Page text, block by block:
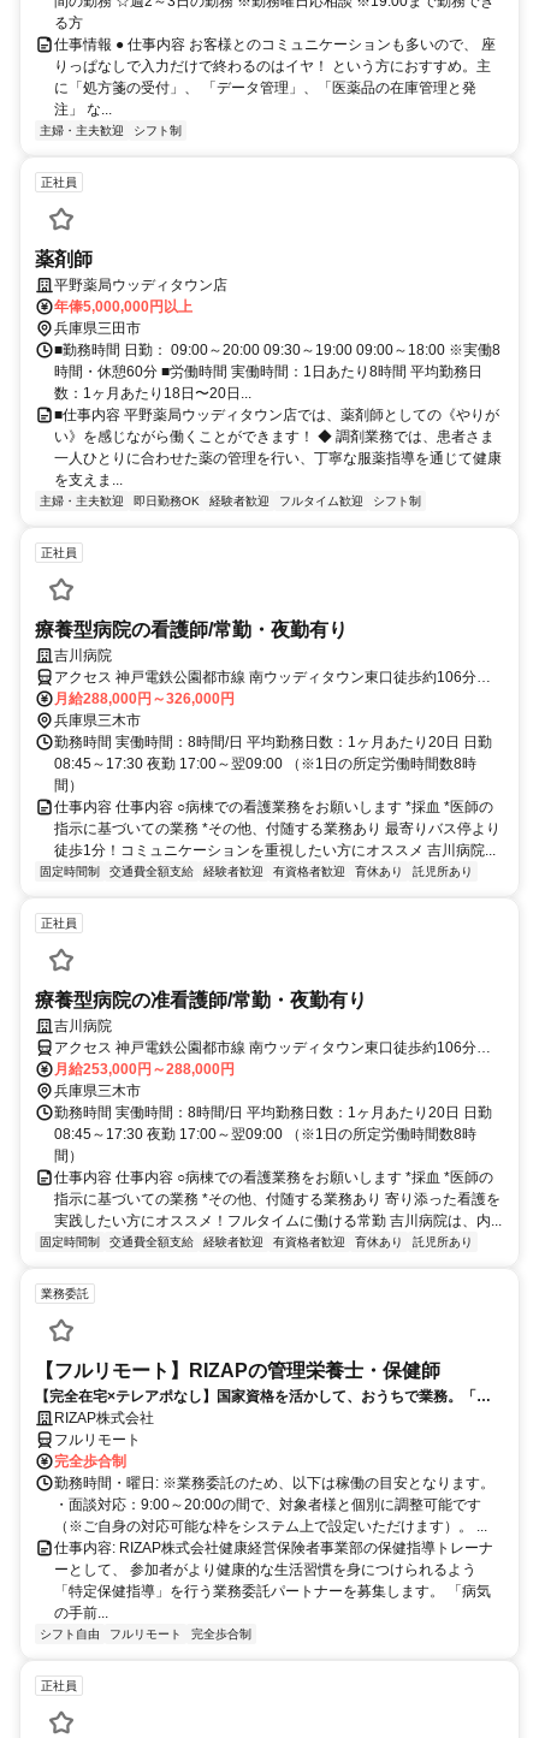
る方
仕事情報 ● 仕事内容 お客様とのコミュニケーションも多いので、 座
りっぱなしで入力だけで終わるのはイヤ！ という方におすすめ。主
に「処方箋の受付」、 「データ管理」、「医薬品の在庫管理と発
注」 な...
主婦・主夫歓迎 シフト制
正社員
薬剤師
平野薬局ウッディタウン店
年俸5,000,000円以上
兵庫県三田市
■勤務時間 日勤： 09:00～20:00 09:30～19:00 09:00～18:00 ※実働8
時間・休憩60分 ■労働時間 実働時間：1日あたり8時間 平均勤務日
数：1ヶ月あたり18日〜20日...
■仕事内容 平野薬局ウッディタウン店では、薬剤師としての《やりが
い》を感じながら働くことができます！ ◆ 調剤業務では、患者さま
一人ひとりに合わせた薬の管理を行い、丁寧な服薬指導を通じて健康
を支えま...
主婦・主夫歓迎 即日勤務OK 経験者歓迎 フルタイム歓迎 シフト制
正社員
療養型病院の看護師/常勤・夜勤有り
吉川病院
アクセス 神戸電鉄公園都市線 南ウッディタウン東口徒歩約106分、
神戸電鉄公園都市線/神戸電鉄三田線 ウッディタウン中央徒歩約109
分、神戸電鉄公園都市線/神戸電鉄三田線 フラワータウン西口徒歩約
107分
月給288,000円～326,000円
兵庫県三木市
勤務時間 実働時間：8時間/日 平均勤務日数：1ヶ月あたり20日 日勤
08:45～17:30 夜勤 17:00～翌09:00 （※1日の所定労働時間数8時
間）
仕事内容 仕事内容 ○病棟での看護業務をお願いします *採血 *医師の
指示に基づいての業務 *その他、付随する業務あり 最寄りバス停より
徒歩1分！コミュニケーションを重視したい方にオススメ 吉川病院...
固定時間制 交通費全額支給 経験者歓迎 有資格者歓迎 育休あり 託児所あり
正社員
療養型病院の准看護師/常勤・夜勤有り
吉川病院
アクセス 神戸電鉄公園都市線 南ウッディタウン東口徒歩約106分、
神戸電鉄公園都市線/神戸電鉄三田線 ウッディタウン中央徒歩約109
分、神戸電鉄公園都市線/神戸電鉄三田線 フラワータウン西口徒歩約
107分
月給253,000円～288,000円
兵庫県三木市
勤務時間 実働時間：8時間/日 平均勤務日数：1ヶ月あたり20日 日勤
08:45～17:30 夜勤 17:00～翌09:00 （※1日の所定労働時間数8時
間）
仕事内容 仕事内容 ○病棟での看護業務をお願いします *採血 *医師の
指示に基づいての業務 *その他、付随する業務あり 寄り添った看護を
実践したい方にオススメ！フルタイムに働ける常勤 吉川病院は、内...
固定時間制 交通費全額支給 経験者歓迎 有資格者歓迎 育休あり 託児所あり
業務委託
【フルリモート】RIZAPの管理栄養士・保健師
【完全在宅×テレアポなし】国家資格を活かして、おうちで業務。「も
う一つの安心」を。主婦・Wワーカー活躍中！「平日の日中だけ」「夕
方以降の数時間だけ」など、生活リズムに合わせた時間調整が可能で
す。1件ごとの成果報酬型だから、頑張った分だけ手応えのある収入
に。充実のサポート体制で、安心の在宅ワークを始めませんか？
RIZAP株式会社
フルリモート
完全歩合制
勤務時間・曜日: ※業務委託のため、以下は稼働の目安となります。
・面談対応：9:00～20:00の間で、対象者様と個別に調整可能です
（※ご自身の対応可能な枠をシステム上で設定いただけます）。 ...
仕事内容: RIZAP株式会社健康経営保険者事業部の保健指導トレーナ
ーとして、 参加者がより健康的な生活習慣を身につけられるよう
「特定保健指導」を行う業務委託パートナーを募集します。 「病気
の手前...
シフト自由 フルリモート 完全歩合制
正社員